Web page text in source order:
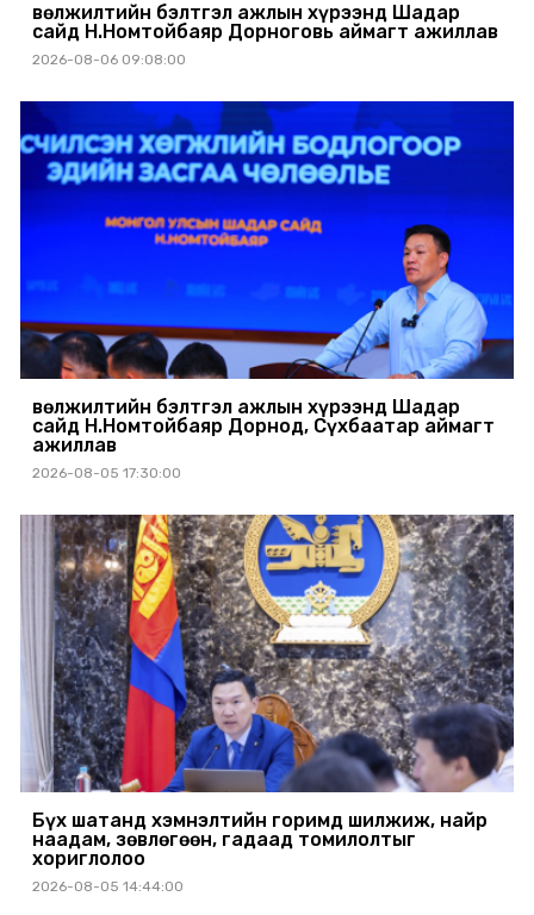
Өвөлжилтийн бэлтгэл ажлын хүрээнд Шадар
сайд Н.Номтойбаяр Дорноговь аймагт ажиллав
2026-08-06 09:08:00
Өвөлжилтийн бэлтгэл ажлын хүрээнд Шадар
сайд Н.Номтойбаяр Дорнод, Сүхбаатар аймагт
ажиллав
2026-08-05 17:30:00
Бүх шатанд хэмнэлтийн горимд шилжиж, найр
наадам, зөвлөгөөн, гадаад томилолтыг
хориглолоо
2026-08-05 14:44:00